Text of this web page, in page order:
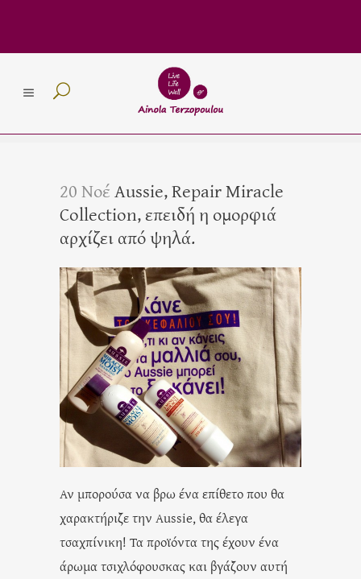
20 ΝοέAussie, Repair Miracle
Collection, επειδή η ομορφιά
αρχίζει από ψηλά.
Αν μπορούσα να βρω ένα επίθετο που θα
χαρακτήριζε την Aussie, θα έλεγα
τσαχπίνικη! Τα προϊόντα της έχουν ένα
άρωμα τσιχλόφουσκας και βγάζουν αυτή